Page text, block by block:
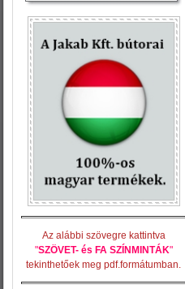
Az alábbi szövegre kattintva
"SZÖVET- és FA SZÍNMINTÁK"
tekinthetőek meg pdf.formátumban.